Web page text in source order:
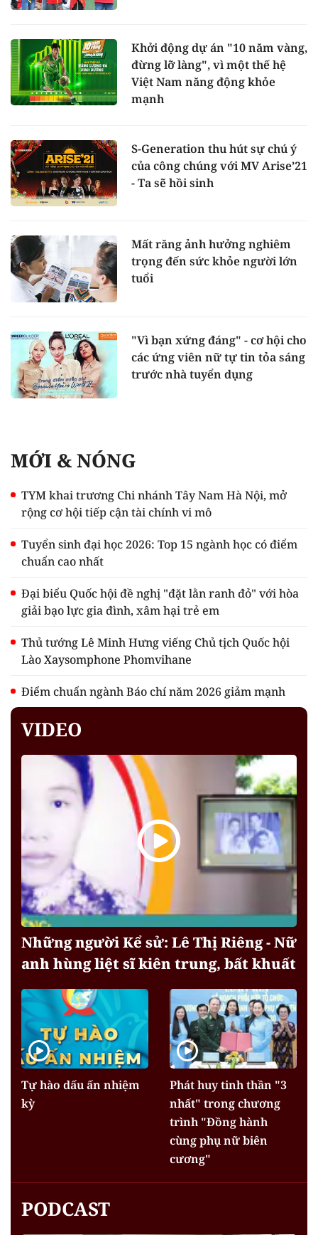
Khởi động dự án "10 năm vàng,
đừng lỡ làng", vì một thế hệ
Việt Nam năng động khỏe
mạnh
S-Generation thu hút sự chú ý
của công chúng với MV Arise’21
- Ta sẽ hồi sinh
Mất răng ảnh hưởng nghiêm
trọng đến sức khỏe người lớn
tuổi
"Vì bạn xứng đáng" - cơ hội cho
các ứng viên nữ tự tin tỏa sáng
trước nhà tuyển dụng
MỚI & NÓNG
TYM khai trương Chi nhánh Tây Nam Hà Nội, mở
rộng cơ hội tiếp cận tài chính vi mô
Tuyển sinh đại học 2026: Top 15 ngành học có điểm
chuẩn cao nhất
Đại biểu Quốc hội đề nghị "đặt lằn ranh đỏ" với hòa
giải bạo lực gia đình, xâm hại trẻ em
Thủ tướng Lê Minh Hưng viếng Chủ tịch Quốc hội
Lào Xaysomphone Phomvihane
Điểm chuẩn ngành Báo chí năm 2026 giảm mạnh
VIDEO
Những người Kể sử: Lê Thị Riêng - Nữ
anh hùng liệt sĩ kiên trung, bất khuất
Tự hào dấu ấn nhiệm
kỳ
Phát huy tinh thần "3
nhất" trong chương
trình "Đồng hành
cùng phụ nữ biên
cương"
PODCAST